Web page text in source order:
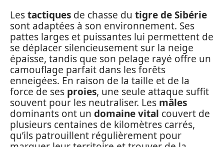
Lestactiques de chasse du tigre de Sibérie
sont adaptées à son environnement. Ses
pattes larges et puissantes lui permettent de
se déplacer silencieusement sur la neige
épaisse, tandis que son pelage rayé offre un
camouflage parfait dans les forêts
enneigées. En raison de la taille et de la
force de ses proies, une seule attaque suffit
souvent pour les neutraliser. Les mâles
dominants ont un domaine vital couvert de
plusieurs centaines de kilomètres carrés,
qu’ils patrouillent régulièrement pour